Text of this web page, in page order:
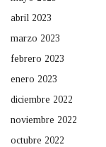
abril 2023
marzo 2023
febrero 2023
enero 2023
diciembre 2022
noviembre 2022
octubre 2022